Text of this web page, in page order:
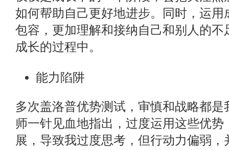
如何帮助自己更好地进步。同时，运
包容，更加理解和接纳自己和别人的
成长的过程中。
能力陷阱
多次盖洛普优势测试，审慎和战略都
师一针见血地指出，过度运用这些优
展，导致我过度思考，但行动力偏弱